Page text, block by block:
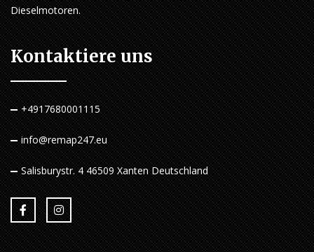
Dieselmotoren.
Kontaktiere uns
+4917680001115
info@remap247.eu
Salisburystr. 4 46509 Xanten Deutschland